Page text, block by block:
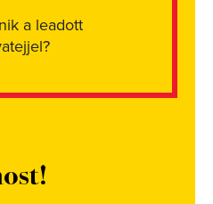
a leadott